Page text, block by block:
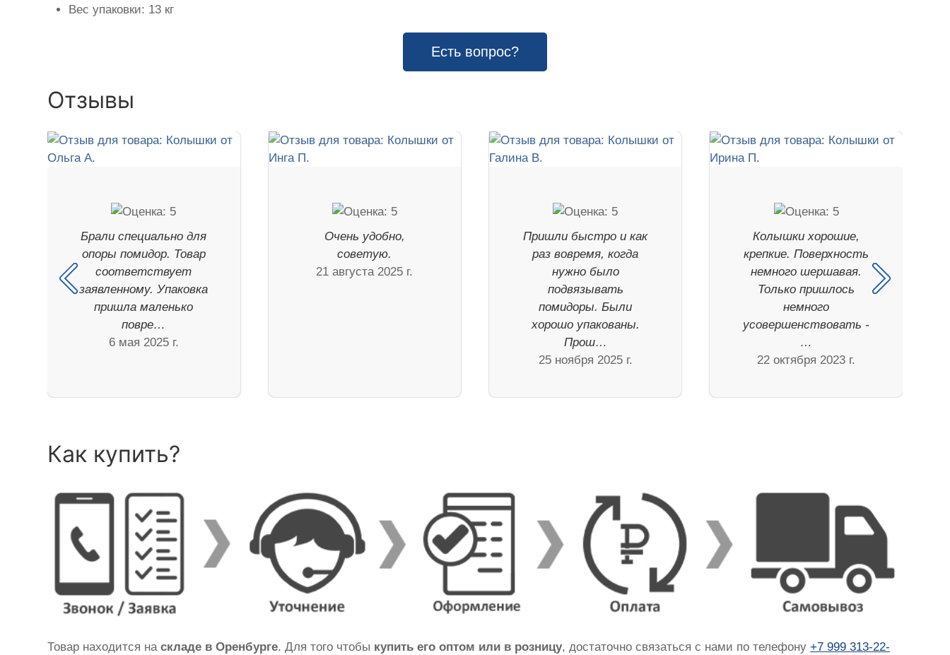
Вес упаковки: 13 кг
Есть вопрос?
Отзывы
Брали специально для
опоры помидор. Товар
соответствует
заявленному. Упаковка
пришла маленько
повре…
6 мая 2025 г.
Очень удобно,
советую.
21 августа 2025 г.
Пришли быстро и как
раз вовремя, когда
нужно было
подвязывать
помидоры. Были
хорошо упакованы.
Прош…
25 ноября 2025 г.
Колышки хорошие,
крепкие. Поверхность
немного шершавая.
Только пришлось
немного
усовершенствовать -
…
22 октября 2023 г.
Как купить?
Товар находится наскладе в Оренбурге. Для того чтобы купить его оптом или в розницу, достаточно связаться с нами по телефону+7 999 313-22-